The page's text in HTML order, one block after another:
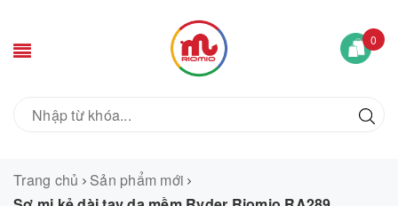
0
Trang chủ
Sản phẩm mới